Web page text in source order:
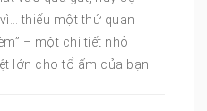
thiếu một thứ quan
– một chi tiết nhỏ
lớn cho tổ ấm của bạn.